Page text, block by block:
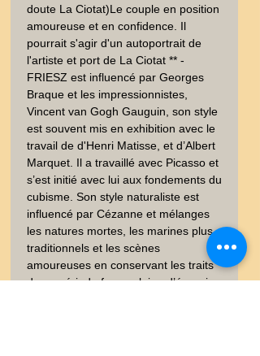
doute La Ciotat)Le couple en position
amoureuse et en confidence. Il
pourrait s'agir d'un autoportrait de
l'artiste et port de La Ciotat ** -
FRIESZ est influencé par Georges
Braque et les impressionnistes,
Vincent van Gogh Gauguin, son style
est souvent mis en exhibition avec le
travail de d'Henri Matisse, et d’Albert
Marquet. Il a travaillé avec Picasso et
s’est initié avec lui aux fondements du
cubisme. Son style naturaliste est
influencé par Cézanne et mélanges
les natures mortes, les marines plus
traditionnels et les scènes
amoureuses en conservant les traits
de sa période fauve pleine d’énergie